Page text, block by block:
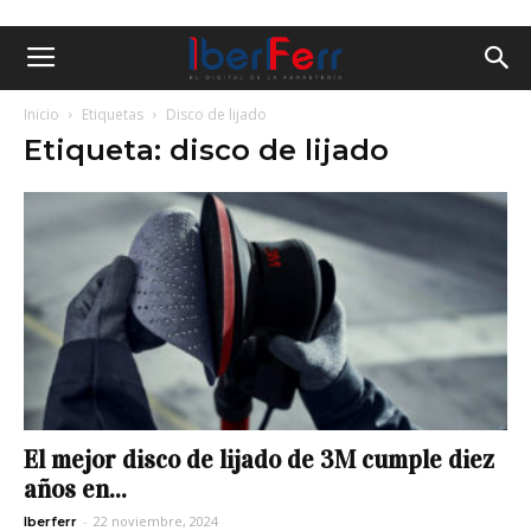
Inicio Etiquetas Disco de lijado
Etiqueta: disco de lijado
El mejor disco de lijado de 3M cumple diez
años en...
Iberferr - 22 noviembre, 2024